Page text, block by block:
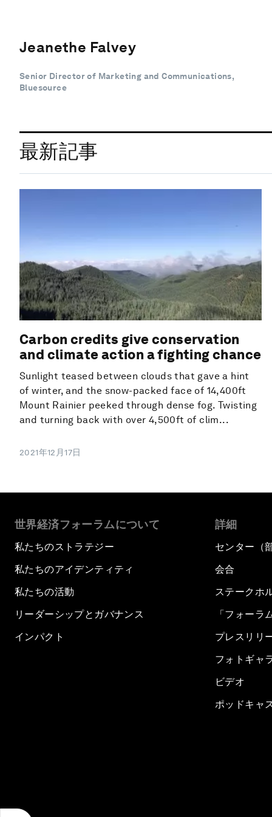
Jeanethe Falvey
Senior Director of Marketing and Communications,
Bluesource
最新記事
Carbon credits give conservation
and climate action a fighting chance
Sunlight teased between clouds that gave a hint
of winter, and the snow-packed face of 14,400ft
Mount Rainier peeked through dense fog. Twisting
and turning back with over 4,500ft of clim...
2021年12月17日
世界経済フォーラムについて
私たちのストラテジー
私たちのアイデンティティ
私たちの活動
リーダーシップとガバナンス
インパクト
詳細
センター（
会合
ステークホ
「フォーラ
プレスリリ
フォトギャ
ビデオ
ポッドキャ